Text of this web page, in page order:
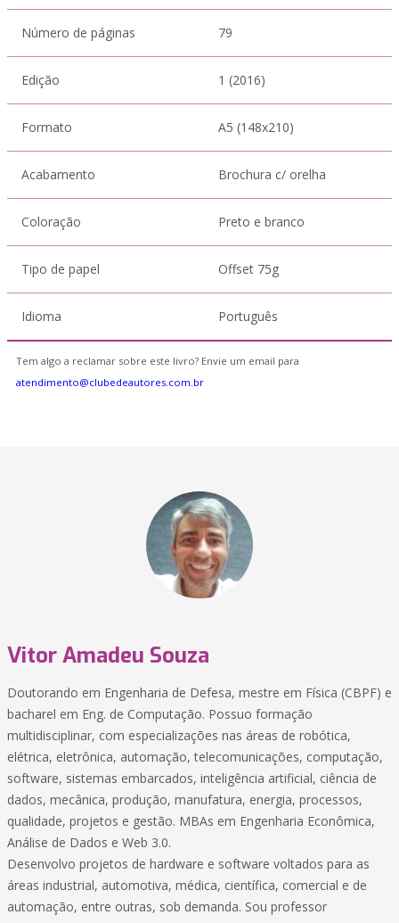
Número de páginas 79
Edição 1 (2016)
Formato A5 (148x210)
Acabamento Brochura c/ orelha
Coloração Preto e branco
Tipo de papel Offset 75g
Idioma Português
Tem algo a reclamar sobre este livro? Envie um email para
atendimento@clubedeautores.com.br
Vitor Amadeu Souza
Doutorando em Engenharia de Defesa, mestre em Física (CBPF) e
bacharel em Eng. de Computação. Possuo formação
multidisciplinar, com especializações nas áreas de robótica,
elétrica, eletrônica, automação, telecomunicações, computação,
software, sistemas embarcados, inteligência artificial, ciência de
dados, mecânica, produção, manufatura, energia, processos,
qualidade, projetos e gestão. MBAs em Engenharia Econômica,
Análise de Dados e Web 3.0.
Desenvolvo projetos de hardware e software voltados para as
áreas industrial, automotiva, médica, científica, comercial e de
automação, entre outras, sob demanda. Sou professor